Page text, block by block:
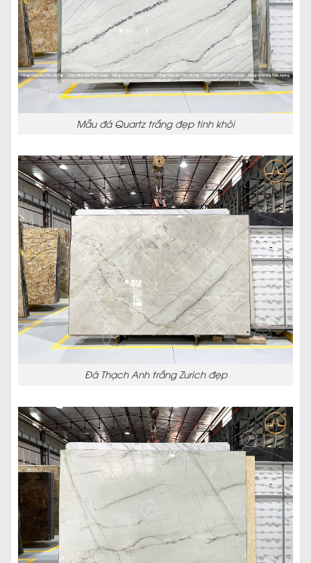
Mẫu đá Quartz trắng đẹp tinh khôi
Đá Thạch Anh trắng Zurich đẹp